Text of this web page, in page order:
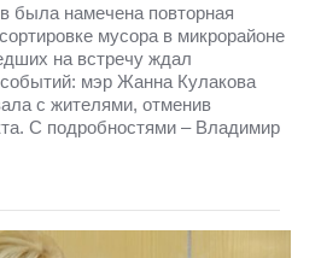
была намечена повторная
мусора в микрорайоне
на встречу ждал
мэр Жанна Кулакова
с жителями, отменив
С подробностями – Владимир